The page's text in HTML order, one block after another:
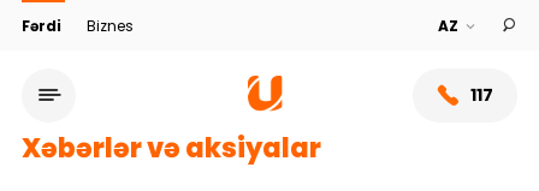
Fərdi Biznes
117
Xəbərlər və aksiyalar